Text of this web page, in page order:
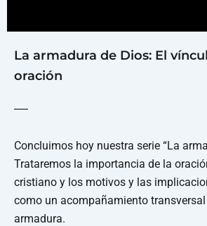
La armadura de Dios: El
oración
Concluimos hoy nuestra serie “La
Trataremos la importancia de la
cristiano y los motivos y las
como un acompañamiento
armadura.